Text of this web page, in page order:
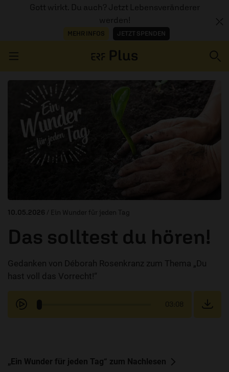
Gott wirkt. Du auch? Jetzt Lebensveränderer
werden!
MEHR INFOS JETZT SPENDEN
ERZÄHL MAL
AUDIOTHEK
PROGRAMM
10.05.2026 / Ein Wunder für jeden Tag
Das solltest du hören!
Gedanken von Déborah Rosenkranz zum Thema „Du
hast voll das Vorrecht!“
03:08
„Ein Wunder für jeden Tag“ zum Nachlesen